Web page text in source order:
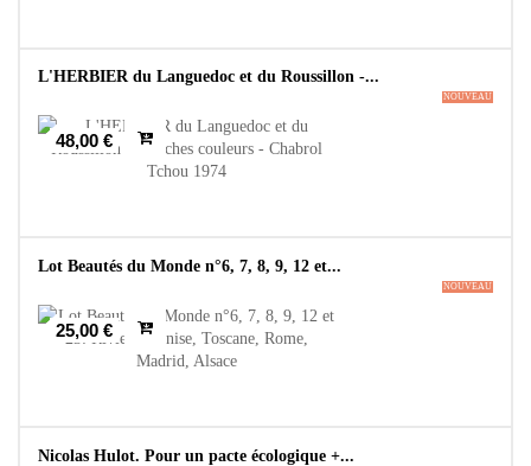
L'HERBIER du Languedoc et du Roussillon -...
NOUVEAU
48,00 €
Lot Beautés du Monde n°6, 7, 8, 9, 12 et...
NOUVEAU
25,00 €
Nicolas Hulot. Pour un pacte écologique +...